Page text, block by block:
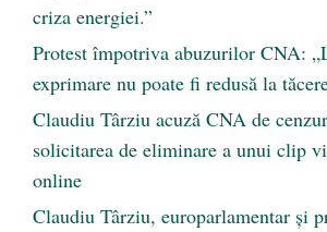
criza energiei.”
Protest împotriva abuzurilor CNA:
exprimare nu poate fi redusă la
Claudiu Târziu acuză CNA de
solicitarea de eliminare a unui clip
online
Claudiu Târziu, europarlamentar și